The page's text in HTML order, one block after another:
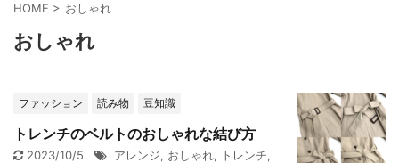
HOME > おしゃれ
おしゃれ
ファッション 読み物 豆知識
トレンチのベルトのおしゃれな結び方
2023/10/5 アレンジ, おしゃれ, トレンチ,